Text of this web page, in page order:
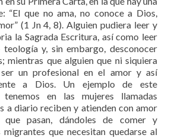
“El que no ama, no conoce a Dios,
(1 Jn 4, 8). Alguien pudiera leer y
la Sagrada Escritura, así como leer
y, sin embargo, desconocer
mientras que alguien que ni siquiera
un profesional en el amor y así
a Dios. Un ejemplo de este
en las mujeres llamadas
a diario reciben y atienden con amor
pasan, dándoles de comer y
migrantes que necesitan quedarse al